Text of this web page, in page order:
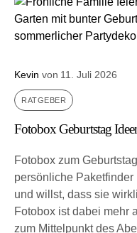
Kevin von 11. Juli 2026
RATGEBER
Fotobox Geburtstag
Fotobox zum
persönliche
und willst, dass sie
Fotobox ist dabei mehr
zum Mit­tel­punkt des